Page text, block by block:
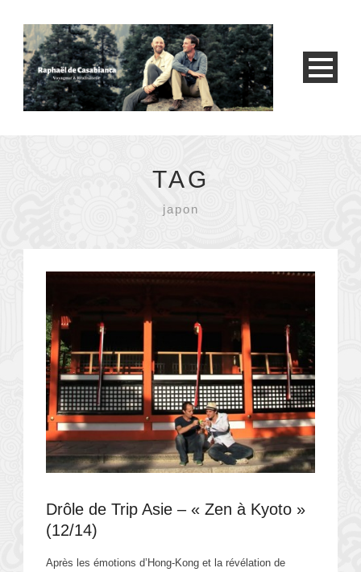
TAG
japon
Drôle de Trip Asie – « Zen à Kyoto »
(12/14)
Après les émotions d’Hong-Kong et la révélation de